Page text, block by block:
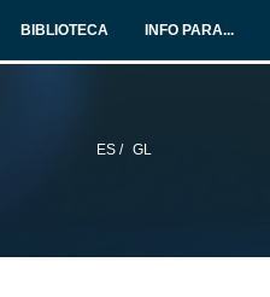
BIBLIOTECA INFO PARA...
ES / GL
Primeira etapa. Mércores, 19 de agosto. Espinal - Cizur Menor